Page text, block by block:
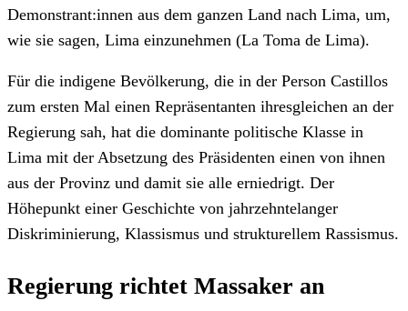
Demonstrant:innen aus dem ganzen Land nach Lima, um,
wie sie sagen, Lima einzunehmen (La Toma de Lima).
Für die indigene Bevölkerung, die in der Person Castillos
zum ersten Mal einen Repräsentanten ihresgleichen an der
Regierung sah, hat die dominante politische Klasse in
Lima mit der Absetzung des Präsidenten einen von ihnen
aus der Provinz und damit sie alle erniedrigt. Der
Höhepunkt einer Geschichte von jahrzehntelanger
Diskriminierung, Klassismus und strukturellem Rassismus.
Regierung richtet Massaker an